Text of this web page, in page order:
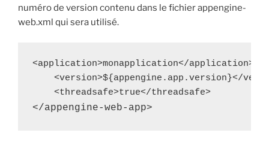
numéro de version contenu dans le fichier appengine-
web.xml qui sera utilisé.
<application>monapplication</application>
<version>${appengine.app.version}</
</appengine-web-app>